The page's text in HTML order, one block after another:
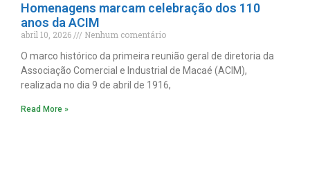
Homenagens marcam celebração dos 110
anos da ACIM
abril 10, 2026
Nenhum comentário
O marco histórico da primeira reunião geral de diretoria da
Associação Comercial e Industrial de Macaé (ACIM),
realizada no dia 9 de abril de 1916,
Read More »